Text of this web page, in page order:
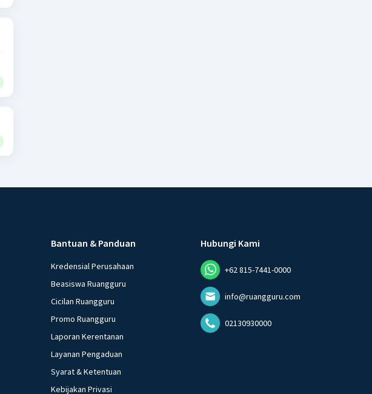
Bantuan & Panduan
Kredensial Perusahaan
Beasiswa Ruangguru
Cicilan Ruangguru
Promo Ruangguru
Laporan Kerentanan
Layanan Pengaduan
Syarat & Ketentuan
Kebijakan Privasi
Hubungi Kami
+62 815-7441-0000
info@ruangguru.com
02130930000